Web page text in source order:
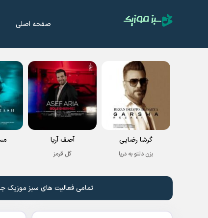
صفحه اصلی
گرشا رضایی
بزن دلتو به دریا
آصف آریا
گل قرمز
تمامی فعالیت های سبز موزیک